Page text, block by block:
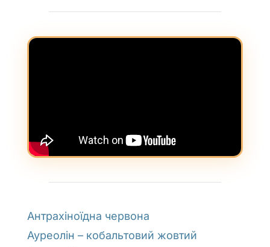
Антрахіноїдна червона
Ауреолін – кобальтовий жовтий